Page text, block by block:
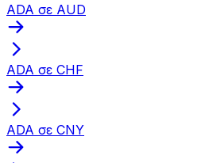
ADA σε AUD
ADA σε CHF
ADA σε CNY